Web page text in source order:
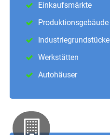
Einkaufsmärkte
Produktionsgebäude
Industriegrundstücke
Werkstätten
Autohäuser